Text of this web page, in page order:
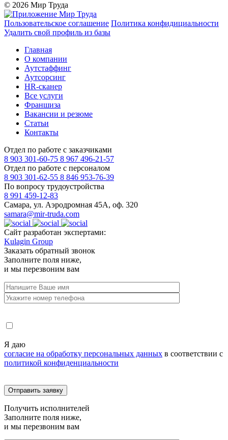
© 2026 Мир Труда
Пользовательское соглашение Политика конфидициальности
Удалить свой профиль из базы
Главная
О компании
Аутстаффинг
Аутсорсинг
HR-сканер
Все услуги
Франшиза
Вакансии и резюме
Статьи
Контакты
Отдел по работе с заказчиками
8 903 301-60-75 8 967 496-21-57
Отдел по работе с персоналом
8 903 301-62-55 8 846 953-76-39
По вопросу трудоустройства
8 991 459-12-83
Самара, ул. Аэродромная 45А, оф. 320
samara@mir-truda.com
Сайт разработан экспертами:
Kulagin Group
Заказать обратный звонок
Заполните поля ниже,
и мы перезвоним вам
Я даю
согласие на обработку персональных данных в соответствии с
политикой конфиденциальности
Получить исполнителей
Заполните поля ниже,
и мы перезвоним вам